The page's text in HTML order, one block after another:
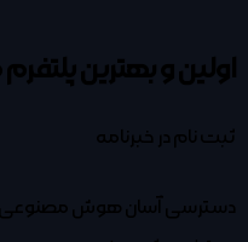
اولین و بهترین پلتفرم
ثبت نام در خبرنامه
دسترسی آسان هوش مصنوعی